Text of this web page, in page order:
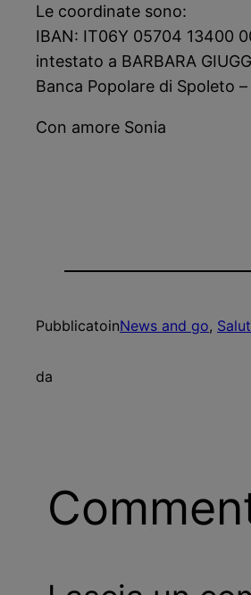
Le coordinate sono:
IBAN: IT06Y 05704 13400
intestato a BARBARA
Banca Popolare di Spoleto
Con amore Sonia
PubblicatoinNews and go,
da